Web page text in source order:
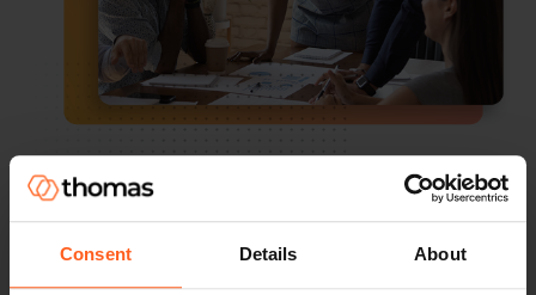
Consent Details About
Encontre seu propósito
Conheça melhor seus próprios pontos fortes e